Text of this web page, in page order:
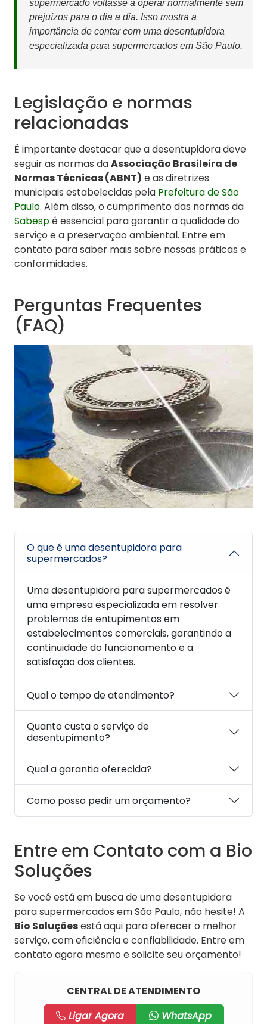
supermercado voltasse a operar normalmente sem
prejuízos para o dia a dia. Isso mostra a
importância de contar com uma desentupidora
especializada para supermercados em São Paulo.
Legislação e normas
relacionadas
É importante destacar que a desentupidora deve
seguir as normas daAssociação Brasileira de
Normas Técnicas (ABNT) e as diretrizes
municipais estabelecidas pela Prefeitura de São
Paulo. Além disso, o cumprimento das normas da
Sabespé essencial para garantir a qualidade do
serviço e a preservação ambiental. Entre em
contato para saber mais sobre nossas práticas e
conformidades.
Perguntas Frequentes
(FAQ)
O que é uma desentupidora para
supermercados?
Uma desentupidora para supermercados é
uma empresa especializada em resolver
problemas de entupimentos em
estabelecimentos comerciais, garantindo a
continuidade do funcionamento e a
satisfação dos clientes.
Qual o tempo de atendimento?
Quanto custa o serviço de
desentupimento?
Qual a garantia oferecida?
Como posso pedir um orçamento?
Entre em Contato com a Bio
Soluções
Se você está em busca de uma desentupidora
para supermercados em São Paulo, não hesite! A
Bio Soluçõesestá aqui para oferecer o melhor
serviço, com eficiência e confiabilidade. Entre em
contato agora mesmo e solicite seu orçamento!
CENTRAL DE ATENDIMENTO
Ligar Agora
WhatsApp